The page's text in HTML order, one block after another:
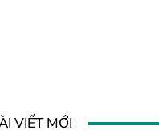
VIẾT MỚI